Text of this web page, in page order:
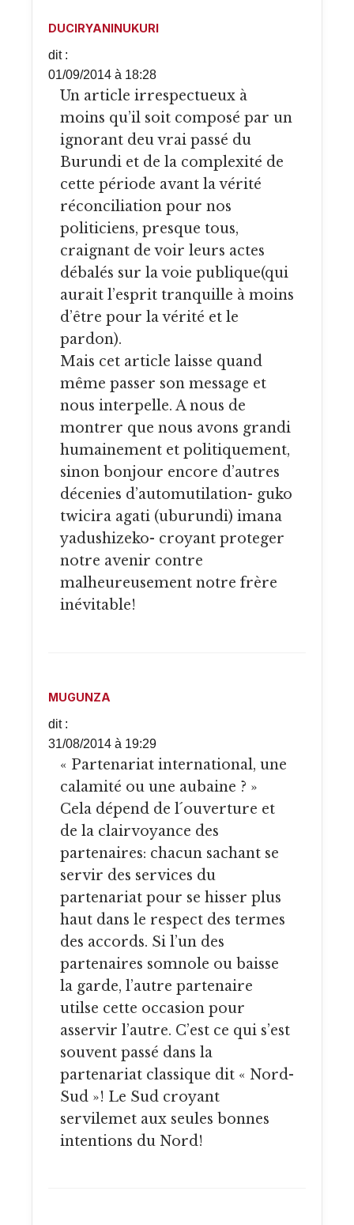
DUCIRYANINUKURI
dit :
01/09/2014 à 18:28
Un article irrespectueux à
moins qu’il soit composé par un
ignorant deu vrai passé du
Burundi et de la complexité de
cette période avant la vérité
réconciliation pour nos
politiciens, presque tous,
craignant de voir leurs actes
débalés sur la voie publique(qui
aurait l’esprit tranquille à moins
d’être pour la vérité et le
pardon).
Mais cet article laisse quand
même passer son message et
nous interpelle. A nous de
montrer que nous avons grandi
humainement et politiquement,
sinon bonjour encore d’autres
décenies d’automutilation- guko
twicira agati (uburundi) imana
yadushizeko- croyant proteger
notre avenir contre
malheureusement notre frère
inévitable!
MUGUNZA
dit :
31/08/2014 à 19:29
« Partenariat international, une
calamité ou une aubaine ? »
Cela dépend de l´ouverture et
de la clairvoyance des
partenaires: chacun sachant se
servir des services du
partenariat pour se hisser plus
haut dans le respect des termes
des accords. Si l’un des
partenaires somnole ou baisse
la garde, l’autre partenaire
utilse cette occasion pour
asservir l’autre. C’est ce qui s’est
souvent passé dans la
partenariat classique dit « Nord-
Sud »! Le Sud croyant
servilemet aux seules bonnes
intentions du Nord!